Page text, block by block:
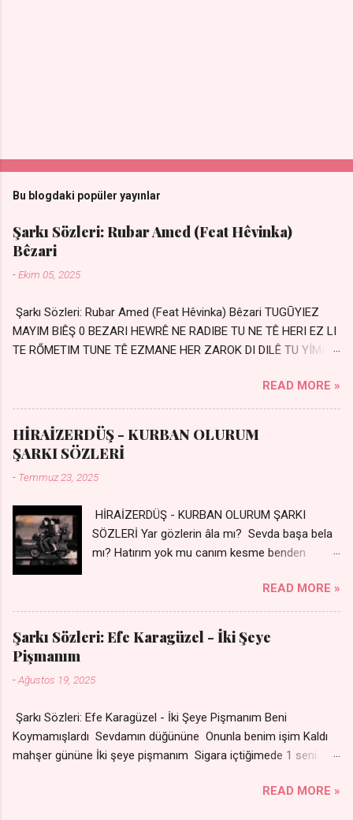
Bu blogdaki popüler yayınlar
Şarkı Sözleri: Rubar Amed (Feat Hêvinka)
Bêzari
-Ekim 05, 2025
Şarkı Sözleri: Rubar Amed (Feat Hêvinka) Bêzari TUGŪYIEZ
MAYIM BIÊŞ 0 BEZARI HEWRÊ NE RADIBE TU NE TÊ HERI EZ LI
TE RŐMETIM TUNE TÊ EZMANE HER ZAROK DI DILÊ TU YÍMIN
Silinmis yarıda. Hasretin yel gibi Eser yar içimden Bir kıza sevdalı
Yaralı adamım. Sensizlik bir hançer Geceler susmuyor Yaralı
kalbimde Bir sızı durmuyor Tu yi bihare min Ez ji payizim Li
dile şevên min Teng e nefes im Adını sayıklar Uykusuz
geceler Sensiz her sabahım Sessiz ve kederli
READ MORE »
HİRAİZERDÜŞ - KURBAN OLURUM
ŞARKI SÖZLERİ
- Temmuz 23, 2025
HİRAİZERDÜŞ - KURBAN OLURUM ŞARKI
SÖZLERİ Yar gözlerin âla mı? Sevda başa bela
mı? Hatırım yok mu canım kesme benden
dünyayı durdururum Ben sana yoldaş olurum
kurban olurum.. - Sen gülümse bi yol bulurum
Yaslanırsan dağ olurum Ben sana sevda olurum
kurban olurum Can canım cananım Yar gözlerin
almış Sen de bana varman mı? - Sen üzülme bi
yoldaş olurum kurban olurum.. - Sen gülümse
bi yol bulurum Yaslanırsan dağ olurum Ben
sana sevda olurum kurban olurum Can canım
READ MORE »
Şarkı Sözleri: Efe Karagüzel - İki Şeye
Pişmanım
-Ağustos 19, 2025
Şarkı Sözleri: Efe Karagüzel - İki Şeye Pişmanım Beni
Koymamışlardı Sevdamın düğününe Onunla benim işim Kaldı
mahşer gününe İki şeye pişmanım Sigara içtiğimede 1 seni
Sensizde duramıyom Sigaradan vazgeçtim SendenREAD MORE »